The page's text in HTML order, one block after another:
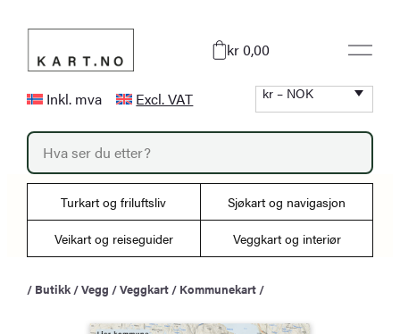
innhold
kr 0,00
Inkl. mva Excl. VAT kr – NOK
P
o
d
t
r
Turkart og friluftsliv Sjøkart og navigasjon
Veikart og reiseguider Veggkart og interiør
/ Butikk /Vegg /Veggkart / Kommunekart /